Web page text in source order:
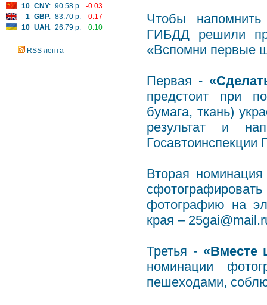
10 CNY: 90.58 р. -0.03
1 GBP: 83.70 р. -0.17
10 UAH: 26.79 р. +0.10
RSS лента
Чтобы
ГИБДД решили
«Вспомни первые
Первая -
предстоит при
бумага, ткань)
результат и
Госавтоинспекции
Вторая
фотографию на
края –
Третья - «Вместе
номинации
пешеходами,